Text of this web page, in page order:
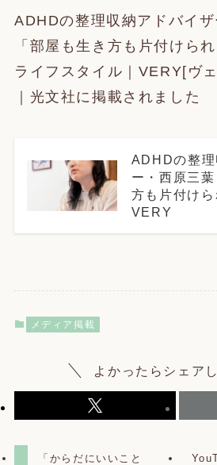
ADHDの整理収納アドバイ
「部屋も生き方も片付けられ
ライフスタイル｜VERY[ヴ
｜光文社に掲載されました
ADHDの整
ー・西原三
方も片付け
VERY
メディア掲載
よかったらシェア
「からだにいいこと